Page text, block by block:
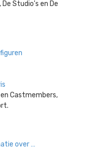
Studio's en De
Castmembers,
over …